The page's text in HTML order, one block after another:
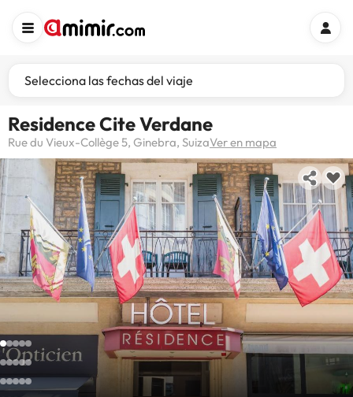
Selecciona las fechas del viaje
Residence Cite Verdane
Rue du Vieux-Collège 5, Ginebra, SuizaVer en mapa